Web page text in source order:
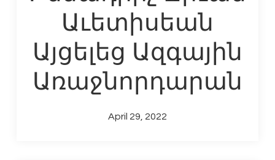
Աւետիսեան
Այցելեց Ազգային
Առաջնորդարան
April 29, 2022